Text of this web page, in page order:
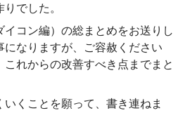
でした。
コン編）の総まとめをお送りし
になりますが、ご容赦ください
れからの改善すべき点までまと
くことを願って、書き連ねま